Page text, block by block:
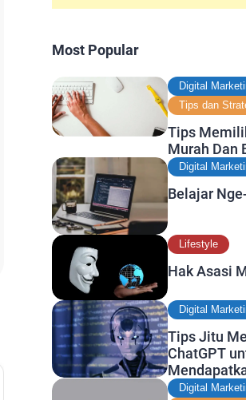
Share this page on
Share this page, earn commissions for
referred customers.
Most Popular
Digital
Tips dan
Tips
Murah Dan
Digital
Belajar
Lifestyle
Hak Asasi
Digital
Tips Jitu
ChatGPT
Terbaik
Digital